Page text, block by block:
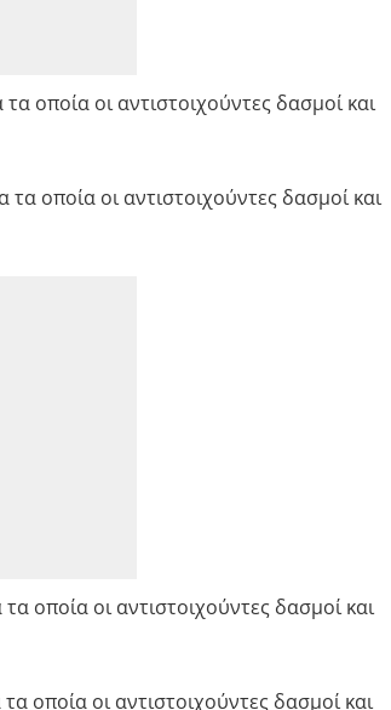
οποία οι αντιστοιχούντες δασμοί και
οποία οι αντιστοιχούντες δασμοί και
οποία οι αντιστοιχούντες δασμοί και
οποία οι αντιστοιχούντες δασμοί και